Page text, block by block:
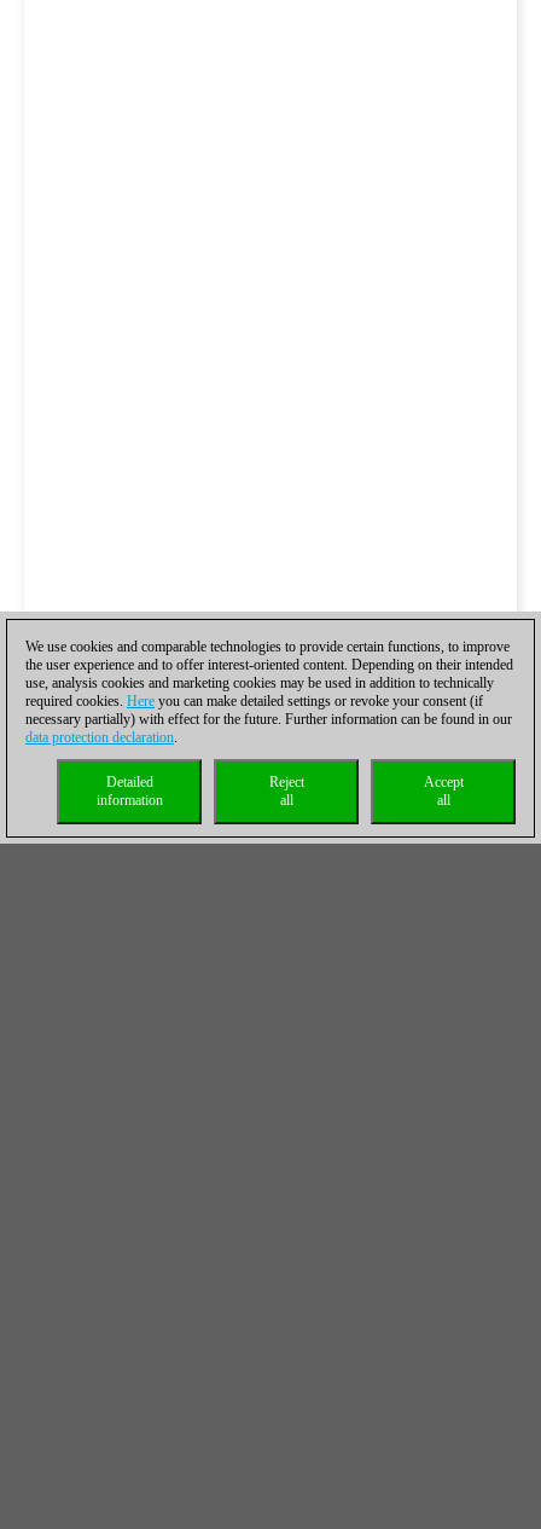
We use cookies and comparable technologies to provide certain functions, to improve
the user experience and to offer interest-oriented content. Depending on their intended
use, analysis cookies and marketing cookies may be used in addition to technically
required cookies. Here you can make detailed settings or revoke your consent (if
necessary partially) with effect for the future. Further information can be found in our
data protection declaration.
Accept
all
Reject
all
Detailed
information